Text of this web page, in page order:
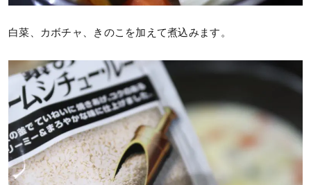
白菜、カボチャ、きのこを加えて煮込みます。